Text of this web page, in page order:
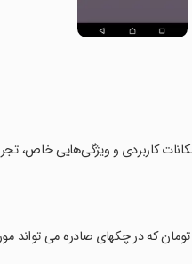
کاربردی و ویژگی‌هایی خاص،
تومان که در چکهای صادره می تواند